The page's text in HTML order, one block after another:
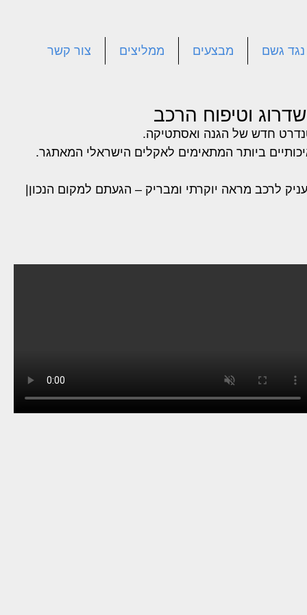
נגד גשם מבצעים ממליצים צור קשר
וטיפוח הרכב
לרכב מראה יוקרתי ומבריק – הגעתם למקום הנכון|